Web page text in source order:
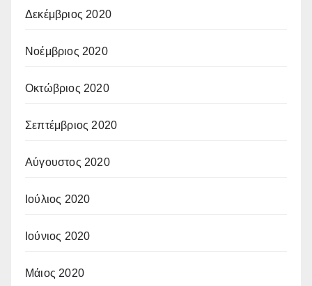
Δεκέμβριος 2020
Νοέμβριος 2020
Οκτώβριος 2020
Σεπτέμβριος 2020
Αύγουστος 2020
Ιούλιος 2020
Ιούνιος 2020
Μάιος 2020